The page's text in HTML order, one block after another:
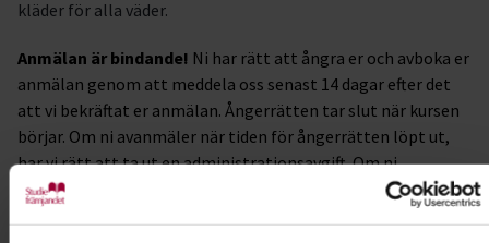
kläder för alla väder.
Anmälan är bindande! Ni har rätt att ångra er och avboka er
anmälan genom att meddela oss senast 14 dagar efter det
att vi bekräftat er anmälan. Ångerrätten tar slut när kursen
börjar. Om ni avanmäler när tiden för ångerrätten löpt ut,
har vi rätt att ta ut en administrationsavgift. Om ni
avanmäler er efter kursstart är ni skyldig att betala full